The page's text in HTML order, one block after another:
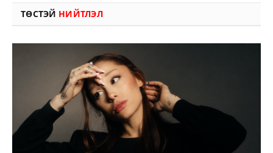
ТӨСТЭЙ НИЙТЛЭЛ